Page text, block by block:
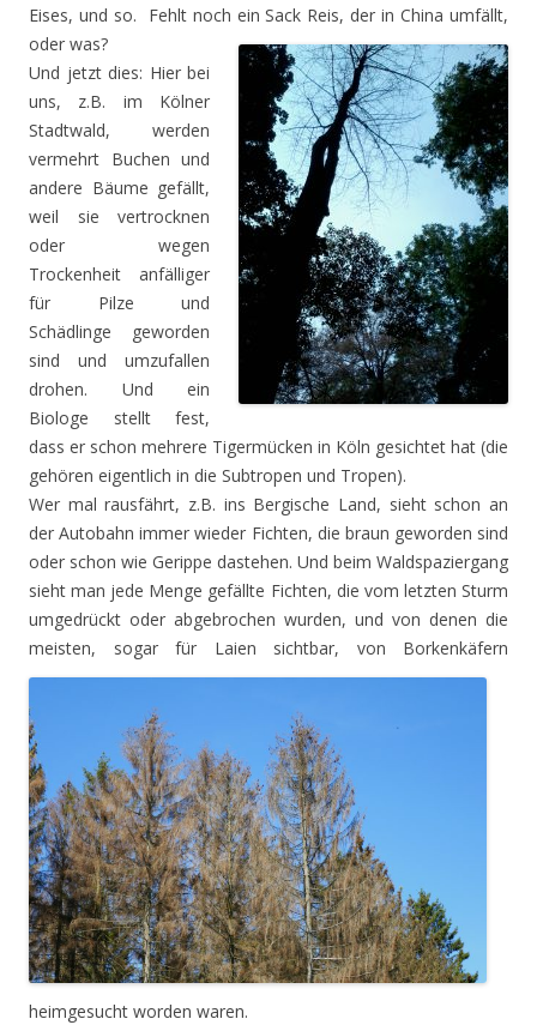
Eises, und so. Fehlt noch ein Sack Reis, der in China umfällt,
oder was?
Und jetzt dies: Hier bei
uns, z.B. im Kölner
Stadtwald, werden
vermehrt Buchen und
andere Bäume gefällt,
weil sie vertrocknen
oder wegen
Trockenheit anfälliger
für Pilze und
Schädlinge geworden
sind und umzufallen
drohen. Und ein
Biologe stellt fest,
dass er schon mehrere Tigermücken in Köln gesichtet hat (die
gehören eigentlich in die Subtropen und Tropen).
Wer mal rausfährt, z.B. ins Bergische Land, sieht schon an
der Autobahn immer wieder Fichten, die braun geworden sind
oder schon wie Gerippe dastehen. Und beim Waldspaziergang
sieht man jede Menge gefällte Fichten, die vom letzten Sturm
umgedrückt oder abgebrochen wurden, und von denen die
meisten, sogar für Laien sichtbar, von Borkenkäfern
heimgesucht worden waren.